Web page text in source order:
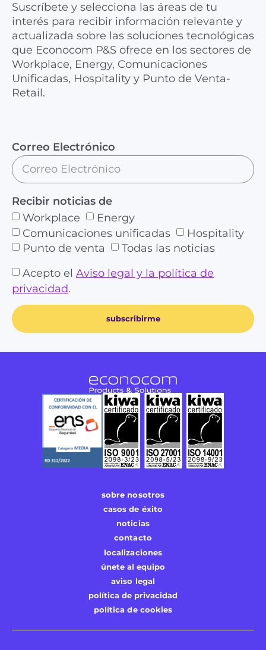
Suscríbete y selecciona las áreas de tu
interés para recibir información relevante y
actualizada sobre las soluciones tecnológicas
que Econocom P&S ofrece en los sectores de
Workplace, Energy, Comunicaciones
Unificadas, Hospitality y Punto de Venta-
Retail.
Correo Electrónico
Recibir noticias de
Workplace
Energy
Comunicaciones unificadas
Hospitality
Punto de venta
Todas las noticias
Acepto el Aviso legal y la política de
privacidad.
subscribirme
sobre nosotros
casos de éxito
noticias
contacto
localizaciones
únete al equipo
aviso legal
política de privacidad
política de cookies